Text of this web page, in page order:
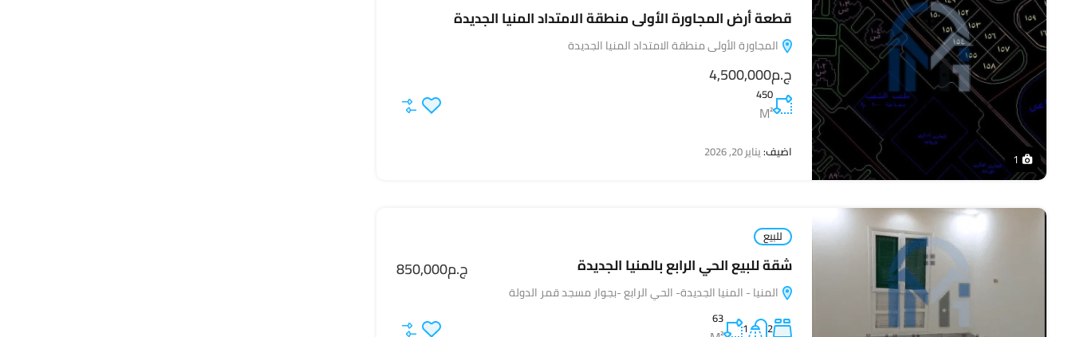
1
قطعة أرض المجاورة الأولى منطقة الامتداد المنيا الجديدة
المجاورة الأولى منطقة الامتداد المنيا الجديدة
ج.م4,500,000
450
M²
اضيف:يناير 20, 2026
للبيع
شقة للبيع الحي الرابع بالمنيا الجديدة
المنيا - المنيا الجديدة- الحي الرابع -بجوار مسجد قمر الدولة
ج.م850,000
2
1
63